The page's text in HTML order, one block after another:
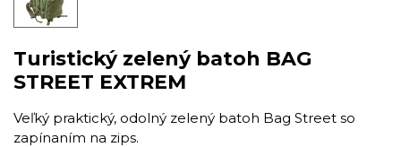
Turistický zelený batoh BAG
STREET EXTREM
​Veľký praktický, odolný zelený batoh Bag Street so
zapínaním na zips.